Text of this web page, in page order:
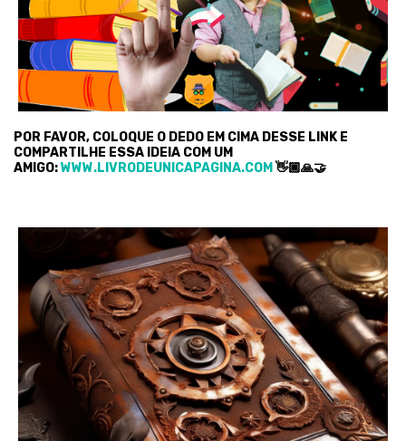
POR FAVOR, COLOQUE O DEDO EM CIMA DESSE LINK E
COMPARTILHE ESSA IDEIA COM UM
AMIGO:WWW.LIVRODEUNICAPAGINA.COM 👋🏿🙏🤝